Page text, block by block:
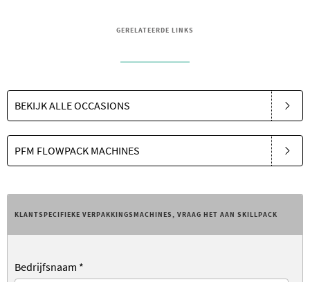
GERELATEERDE LINKS
BEKIJK ALLE OCCASIONS
PFM FLOWPACK MACHINES
KLANTSPECIFIEKE VERPAKKINGSMACHINES, VRAAG HET AAN SKILLPACK
Bedrijfsnaam *